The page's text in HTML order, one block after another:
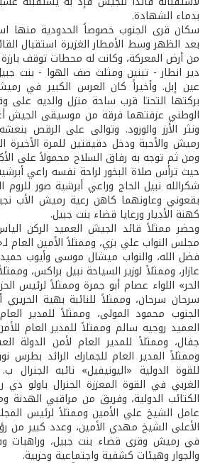
بدماء الشهادة.
سكان قرى الجنوب خصوصاً الحدودية منها
بعد الظهر وسط الأمطار الغزيرة استقبال
من أرض المعركة، وكانت له محطات توقف
دير انطار - تبنين ومثلث صف الهوا - بنت
عين إبل. وأخيراً كان العرس الكبير في
بركتها التحتا قرب ساحة منزل والديه على
الوطني عزفتهما فرقة من موسيقى الجيش
ونثر الأرز والورود. وتوالى على الرقص
رميش والأحبة ودخل دقيقتين للمرة الأخيرة
ومن ثم توجه به رفاق السلاح محمولاً على
حيث ترأس صلاة البخور لراحة نفسه راعي
شكرالله نبيل الحاج وراعي أبرشية صور للروم
بقعوني وعاونهما كاهن رعية رميش الأب
كهنة الأديار ورعايا قضاء بنت جبيل.
وحضر ممثلاً قائد الجيش العميد الركن
مجلس النواب علي بزي، وممثلاً الأمين العام
فضل الله، والنواب ميشال موسى وأيوب
عازار، وممثلاً لوزير السياحة نبيل براكس،
الحر» اللواء عصام أبو جمرة وممثلاً لرئيس
سرحان سرحان، وممثلاً للنائبة بهية
الجنوب محمود المولى، وممثلاً للمدير
العميد روجيه سالم وممثلاً للمدير العام
جفال، وممثلاً للمدير العام لأمن الدولة
وممثلاً المدير العام للجمارك الرائد بطرس
للقوة الدولية «اليونيفيل» نائبه الجنرال
الغربي في القوة المعززة الجنرال باولو
الكتائب الدولية، وفريق من مراقبي
عامل الشيخ علي الأمين وممثلاً لرئيس
الأعلى الشيخ مهدي الأمين، وعدد كبير من
في رميش وقرى قضاء بنت جبيل، وراهبات
والجوار وهيئات كشفية واجتماعية وحزبية.